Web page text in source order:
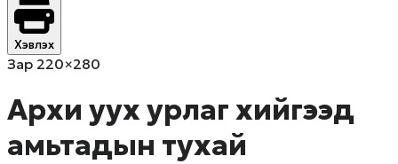
Хэвлэх
Зар 220×280
Архи уух урлаг хийгээд
амьтадын тухай